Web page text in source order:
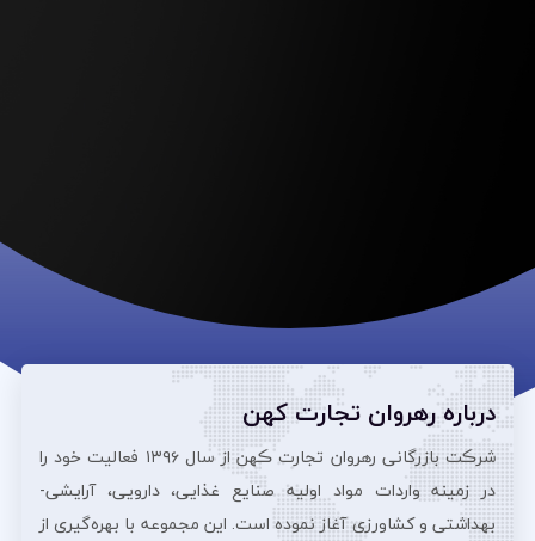
درباره رهروان تجارت کهن
شرڪت بازرگانی رهروان تجارت ڪهن از سال ۱۳۹۶ فعالیت خود را
در زمینه واردات مواد اولیه صنایع غذایی، دارویی، آرایشی‌-
بهداشتی و کشاورزی آغاز نموده است. این مجموعه با بهره‌گیری از